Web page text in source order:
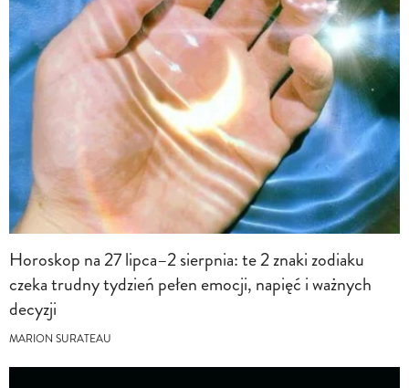
Horoskop na 27 lipca–2 sierpnia: te 2 znaki zodiaku
czeka trudny tydzień pełen emocji, napięć i ważnych
decyzji
MARION SURATEAU